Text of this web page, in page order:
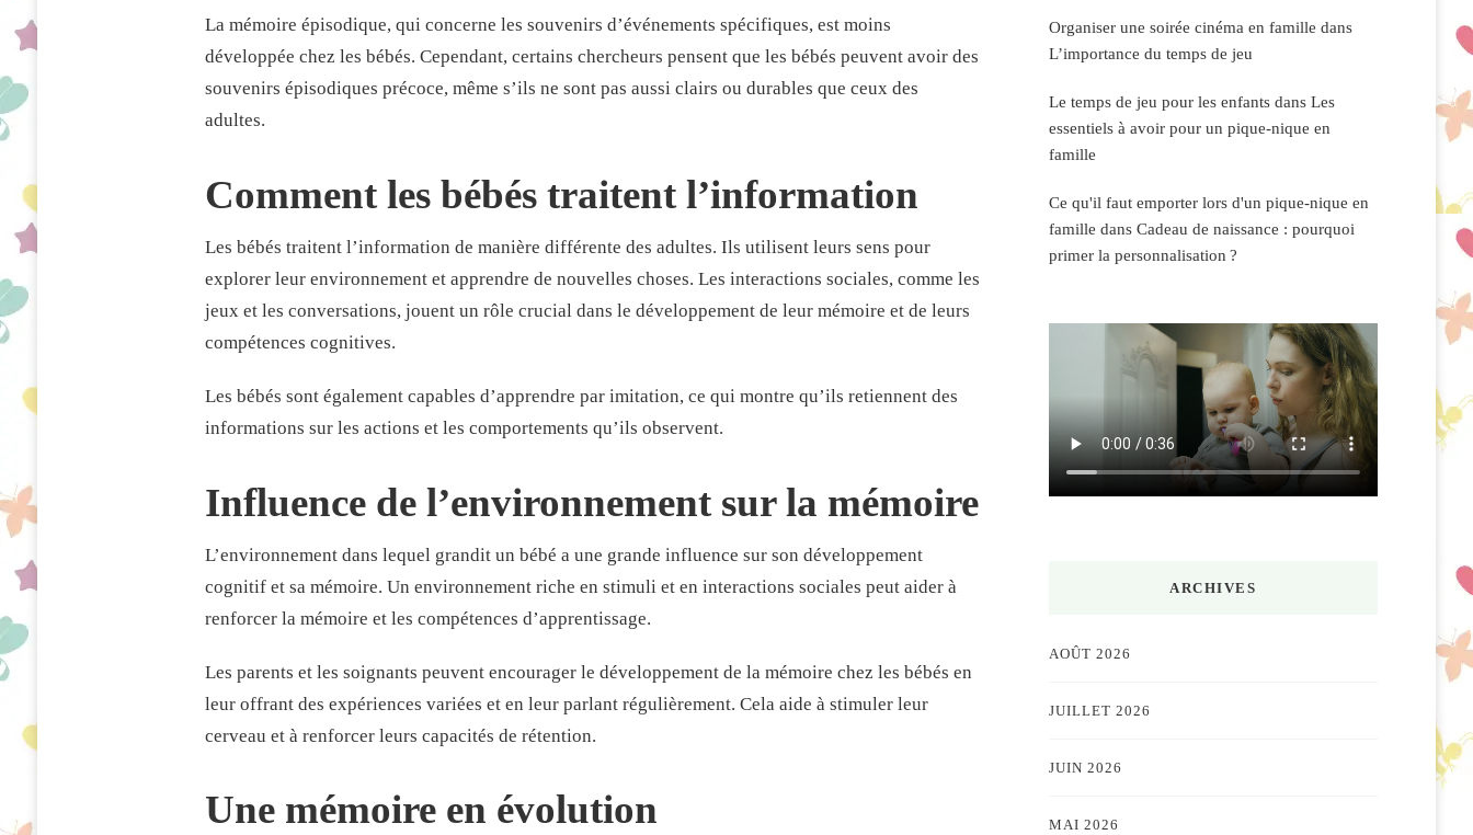
La mémoire épisodique, qui concerne les souvenirs d’événements spécifiques, est moins
développée chez les bébés. Cependant, certains chercheurs pensent que les bébés peuvent avoir des
souvenirs épisodiques précoce, même s’ils ne sont pas aussi clairs ou durables que ceux des
adultes.
Comment les bébés traitent l’information
Les bébés traitent l’information de manière différente des adultes. Ils utilisent leurs sens pour
explorer leur environnement et apprendre de nouvelles choses. Les interactions sociales, comme les
jeux et les conversations, jouent un rôle crucial dans le développement de leur mémoire et de leurs
compétences cognitives.
Les bébés sont également capables d’apprendre par imitation, ce qui montre qu’ils retiennent des
informations sur les actions et les comportements qu’ils observent.
Influence de l’environnement sur la mémoire
L’environnement dans lequel grandit un bébé a une grande influence sur son développement
cognitif et sa mémoire. Un environnement riche en stimuli et en interactions sociales peut aider à
renforcer la mémoire et les compétences d’apprentissage.
Les parents et les soignants peuvent encourager le développement de la mémoire chez les bébés en
leur offrant des expériences variées et en leur parlant régulièrement. Cela aide à stimuler leur
cerveau et à renforcer leurs capacités de rétention.
Une mémoire en évolution
Organiser une soirée cinéma en famille dans
L’importance du temps de jeu
Le temps de jeu pour les enfantsdans Les
essentiels à avoir pour un pique-nique en
famille
Ce qu'il faut emporter lors d'un pique-nique en
famille dans Cadeau de naissance : pourquoi
primer la personnalisation ?
ARCHIVES
AOÛT 2026
JUILLET 2026
JUIN 2026
MAI 2026